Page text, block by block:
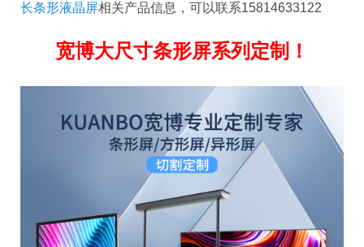
长条形液晶屏相关产品信息，可以联系15814633122
宽博大尺寸条形屏系列定制！